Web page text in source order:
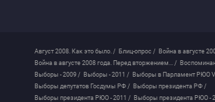
Август 2008. Как это было. / Блиц-опрос / Война в августе
Война в августе 2008 года. Перед вторжением... /
Выборы - 2009 / Выборы - 2011 / Выборы в Парламент РЮО
Выборы депутатов Госдумы РФ / Выборы президента РФ /
Выборы президента РЮО - 2011 / Выборы президента РЮО -